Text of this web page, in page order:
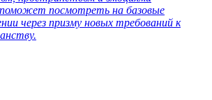
посмотреть на базовые
через призму новых требований к